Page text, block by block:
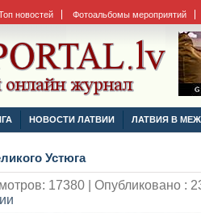
новостей Фотоальбомы мероприятий
НОВОСТИ ЛАТВИИ ЛАТВИЯ В
Устюга
17380 | Опубликовано :